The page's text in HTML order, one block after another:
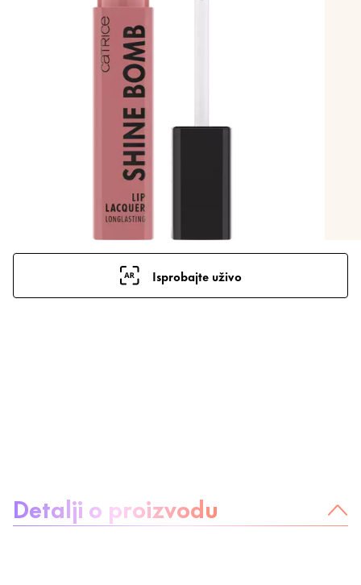
Isprobajte uživo
Detalji o proizvodu